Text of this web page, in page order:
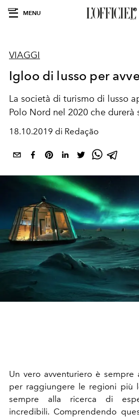
MENU
VIAGGI
Igloo di lusso per
La società di turismo di lusso
Polo Nord nel 2020 che durerà
18.10.2019 di Redação
Un vero avventuriero è sempre
per raggiungere le regioni più
sempre alla ricerca di
incredibili. Comprendendo